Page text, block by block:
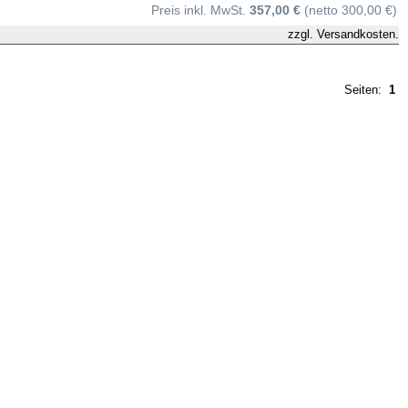
Preis inkl. MwSt. 357,00 € (netto 300,00 €)
zzgl. Versandkosten.
Seiten: 1